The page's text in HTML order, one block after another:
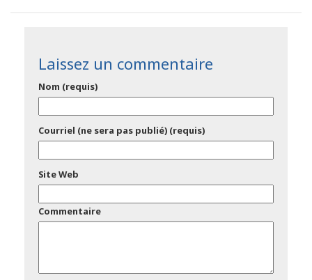
Laissez un commentaire
Nom (requis)
Courriel (ne sera pas publié) (requis)
Site Web
Commentaire